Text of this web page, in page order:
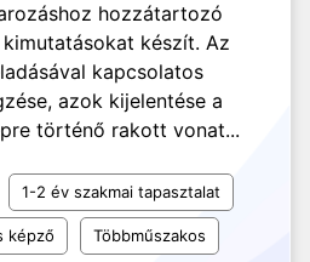
hozzátartozó
készít. Az
kapcsolatos
azok kijelentése a
történő rakott vonat...
1-2 év szakmai tapasztalat
képző Többműszakos